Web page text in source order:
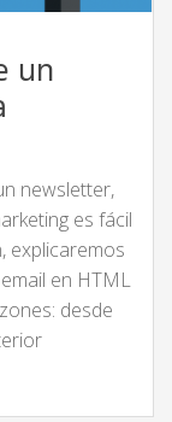
un
newsletter,
es fácil
explicaremos
en HTML
desde